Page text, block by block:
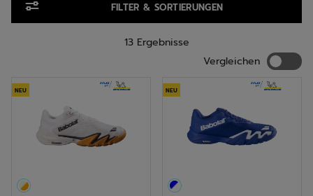
verschiedenen Produktreihen werden Ihre Erwartungen
FILTER & SORTIERUNGEN
13 Ergebnisse
Vergleichen
NEU NEU